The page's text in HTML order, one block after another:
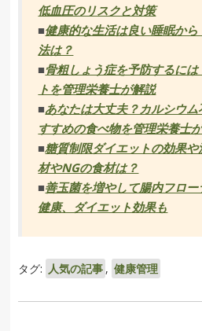
低血圧のリスクと対策
■健康的な生活は良い睡眠か
法は？
■骨粗しょう症を予防するに
トを管理栄養士が解説
■あなたは大丈夫？カルシウ
すすめの食べ物を管理栄養士
■糖質制限ダイエットの効果
材やNGの食材は？
■善玉菌を増やして腸内フロ
健康、ダイエット効果も
タグ: 人気の記事 , 健康管理